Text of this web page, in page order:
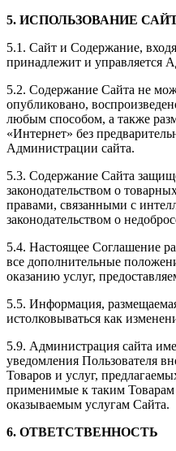
5. ИСПОЛЬЗОВАНИЕ
5.1. Сайт и Содержание,
принадлежит и управляется
5.2. Содержание Сайта не
опубликовано,
любым способом, а также
«Интернет» без
Администрации сайта.
5.3. Содержание Сайта
законодательством о
правами, связанными с
законодательством о
5.4. Настоящее Соглашение
все дополнительные
оказанию услуг,
5.5. Информация,
истолковываться как
5.9. Администрация сайта
уведомления Пользователя
Товаров и услуг,
применимые к таким
оказываемым услугам Сайта.
6. ОТВЕТСТВЕННОСТЬ